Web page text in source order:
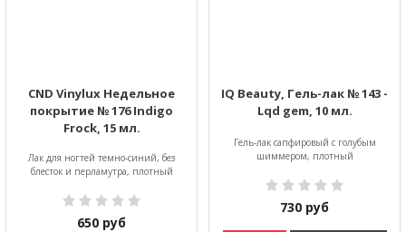
CND Vinylux Недельное
покрытие № 176 Indigo
Frock, 15 мл.
Лак для ногтей темно-синий, без
блесток и перламутра, плотный
650 руб
IQ Beauty, Гель-лак № 143 -
Lqd gem, 10 мл.
Гель-лак сапфировый с голубым
шиммером, плотный
730 руб